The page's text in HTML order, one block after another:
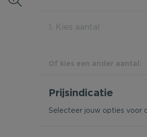
1. Kies aantal
Of kies een ander aantal:
Prijsindicatie
Selecteer jouw opties voor